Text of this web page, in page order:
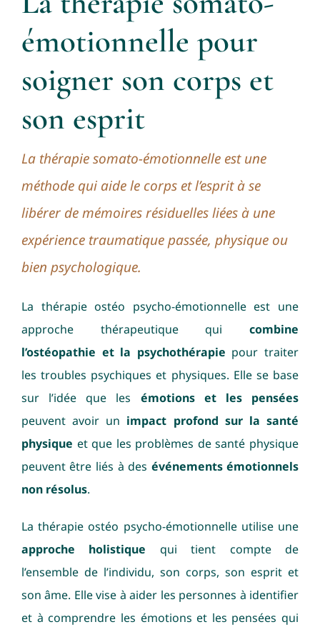
Contactez-moi
émotionnelle pour
soigner son corps et
son esprit
La thérapie somato-émotionnelle est une
méthode qui aide le corps et l’esprit à se
libérer de mémoires résiduellesliées à une
expérience traumatique passée, physique ou
bien psychologique.
La thérapie ostéo psycho-émotionnelle est une
approche thérapeutique quicombine
l’ostéopathie et la psychothérapie pour traiter
les troubles psychiques et physiques. Elle se base
sur l’idée que les émotions et les pensées
peuvent avoir un impact profond sur la santé
physique et que les problèmes de santé physique
peuvent être liés à des événements émotionnels
non résolus.
La thérapie ostéo psycho-émotionnelle utilise une
approche holistique qui tient compte de
l’ensemble de l’individu, son corps, son esprit et
son âme. Elle vise à aider les personnes à identifier
et à comprendre les émotions et les pensées qui